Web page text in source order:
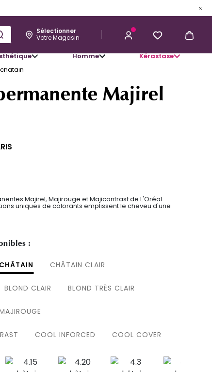
Sélectionner
Votre Magasin
Homme Kérastase
Majirel
Majirel, Majirouge et Majicontrast de L'Oréal
uniques de colorants emplissent le cheveu d'une
:
CHÂTAIN CHÂTAIN CLAIR
BLOND CLAIR BLOND TRÈS CLAIR
COOL INFORCED COOL COVER